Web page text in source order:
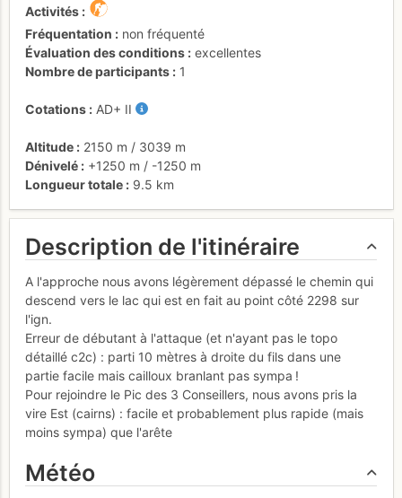
Activités
Fréquentation
non fréquenté
Évaluation des conditions
excellentes
Nombre de participants
1
Cotations AD+ II
Altitude 2150 m / 3039 m
Dénivelé
+1250 m / -1250 m
Longueur totale
9.5 km
Description de l'itinéraire
A l'approche nous avons légèrement dépassé le chemin qui
descend vers le lac qui est en fait au point côté 2298 sur
l'ign.
Erreur de débutant à l'attaque (et n'ayant pas le topo
détaillé c2c) : parti 10 mètres à droite du fils dans une
partie facile mais cailloux branlant pas sympa !
Pour rejoindre le Pic des 3 Conseillers, nous avons pris la
vire Est (cairns) : facile et probablement plus rapide (mais
moins sympa) que l'arête
Météo